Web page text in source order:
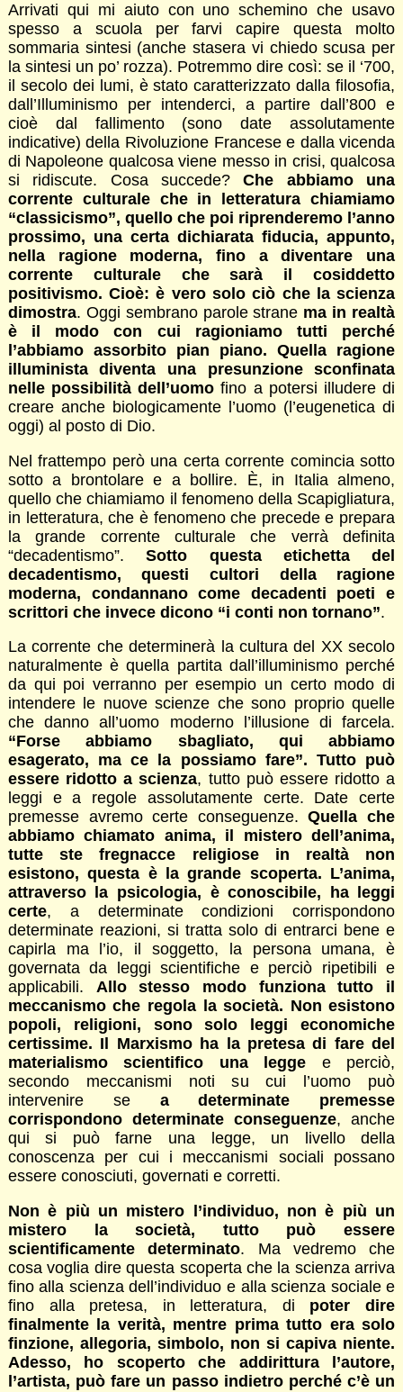
Arrivati qui mi aiuto con uno schemino che usavo
spesso a scuola per farvi capire questa molto
sommaria sintesi (anche stasera vi chiedo scusa per
la sintesi un po’ rozza). Potremmo dire così: se il ‘700,
il secolo dei lumi, è stato caratterizzato dalla filosofia,
dall’Illuminismo per intenderci, a partire dall’800 e
cioè dal fallimento (sono date assolutamente
indicative) della Rivoluzione Francese e dalla vicenda
di Napoleone qualcosa viene messo in crisi, qualcosa
si ridiscute. Cosa succede?Che abbiamo una
corrente culturale che in letteratura chiamiamo
“classicismo”, quello che poi riprenderemo l’anno
prossimo, una certa dichiarata fiducia, appunto,
nella ragione moderna, fino a diventare una
corrente culturale che sarà il cosiddetto
positivismo. Cioè: è vero solo ciò che la scienza
dimostra. Oggi sembrano parole strane ma in realtà
è il modo con cui ragioniamo tutti perché
l’abbiamo assorbito pian piano. Quella ragione
illuminista diventa una presunzione sconfinata
nelle possibilità dell’uomo fino a potersi illudere di
creare anche biologicamente l’uomo (l’eugenetica di
oggi) al posto di Dio.
Nel frattempo però una certa corrente comincia sotto
sotto a brontolare e a bollire. È, in Italia almeno,
quello che chiamiamo il fenomeno della Scapigliatura,
in letteratura, che è fenomeno che precede e prepara
la grande corrente culturale che verrà definita
“decadentismo”.Sotto questa etichetta del
decadentismo, questi cultori della ragione
moderna, condannano come decadenti poeti e
scrittori che invece dicono “i conti non tornano”.
La corrente che determinerà la cultura del XX secolo
naturalmente è quella partita dall’illuminismo perché
da qui poi verranno per esempio un certo modo di
intendere le nuove scienze che sono proprio quelle
che danno all’uomo moderno l’illusione di farcela.
“Forse abbiamo sbagliato, qui abbiamo
esagerato, ma ce la possiamo fare”. Tutto può
essere ridotto a scienza, tutto può essere ridotto a
leggi e a regole assolutamente certe. Date certe
premesse avremo certe conseguenze.Quella che
abbiamo chiamato anima, il mistero dell’anima,
tutte ste fregnacce religiose in realtà non
esistono, questa è la grande scoperta. L’anima,
attraverso la psicologia, è conoscibile, ha leggi
certe, a determinate condizioni corrispondono
determinate reazioni, si tratta solo di entrarci bene e
capirla ma l’io, il soggetto, la persona umana, è
governata da leggi scientifiche e perciò ripetibili e
applicabili. Allo stesso modo funziona tutto il
meccanismo che regola la società. Non esistono
popoli, religioni, sono solo leggi economiche
certissime. Il Marxismo ha la pretesa di fare del
materialismo scientifico una legge e perciò,
secondo meccanismi noti su cui l’uomo può
intervenire se a determinate premesse
corrispondono determinate conseguenze, anche
qui si può farne una legge, un livello della
conoscenza per cui i meccanismi sociali possano
essere conosciuti, governati e corretti.
Non è più un mistero l’individuo, non è più un
mistero la società, tutto può essere
scientificamente determinato. Ma vedremo che
cosa voglia dire questa scoperta che la scienza arriva
fino alla scienza dell’individuo e alla scienza sociale e
fino alla pretesa, in letteratura, di poter dire
finalmente la verità, mentre prima tutto era solo
finzione, allegoria, simbolo, non si capiva niente.
Adesso, ho scoperto che addirittura l’autore,
l’artista, può fare un passo indietro perché c’è un